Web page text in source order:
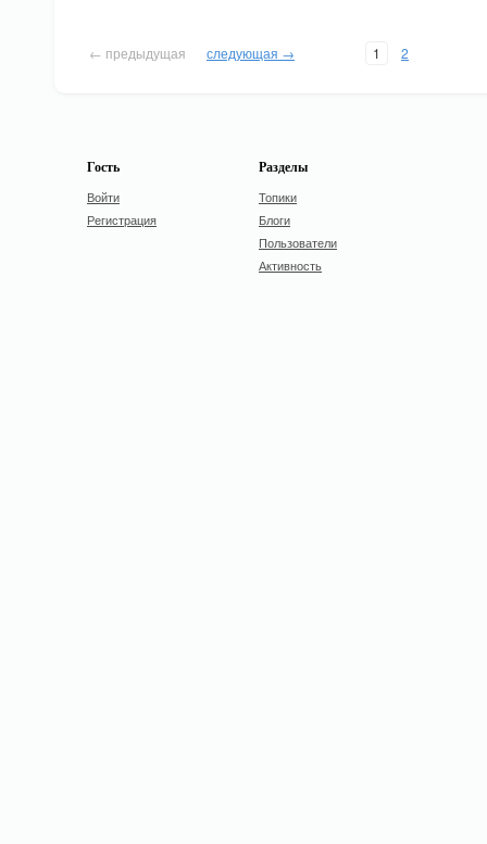
← предыдущая следующая → 1 2
Гость
Войти
Регистрация
Разделы
Топики
Блоги
Пользователи
Активность